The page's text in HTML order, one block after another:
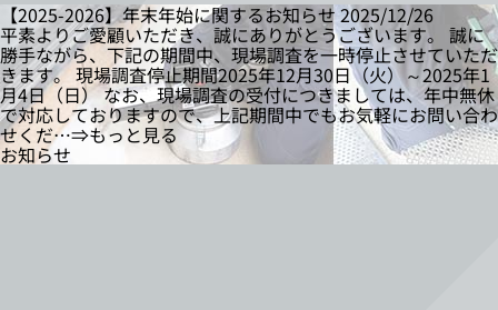
【2025-2026】年末年始に関するお知らせ 2025/12/26
平素よりご愛顧いただき、誠にありがとうございます。 誠に
勝手ながら、下記の期間中、現場調査を一時停止させていただ
きます。 現場調査停止期間2025年12月30日（火）～2025年1
月4日（日） なお、現場調査の受付につきましては、年中無休
で対応しておりますので、上記期間中でもお気軽にお問い合わ
せくだ…⇒もっと見る
お知らせ